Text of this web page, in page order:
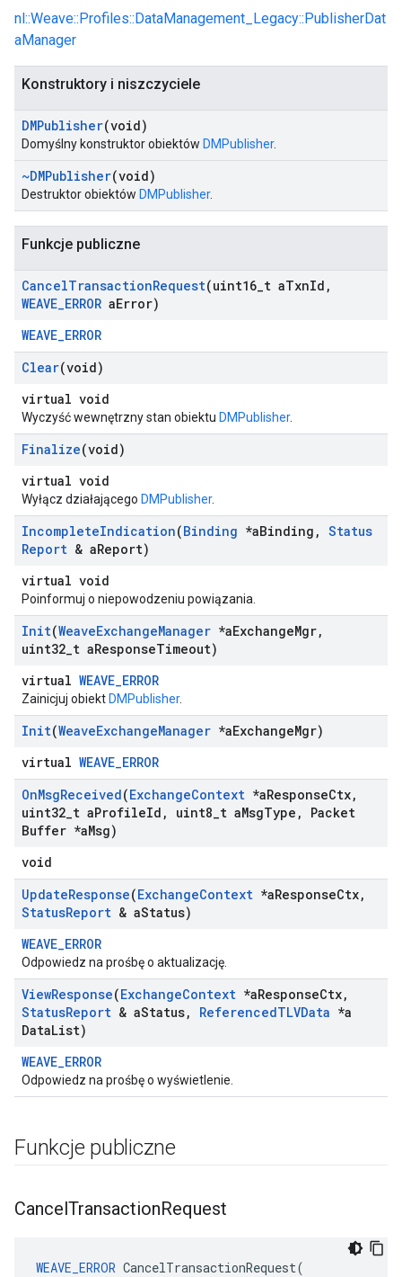
nl::Weave::Profiles::DataManagement_Legacy::PublisherDat
aManager
Konstruktory i niszczyciele
DMPublisher(void)
Domyślny konstruktor obiektów DMPublisher.
~DMPublisher(void)
Destruktor obiektów DMPublisher.
Funkcje publiczne
CancelTransactionRequest(uint16 t aTxnId ,
WEAVE_ERROR aError)
WEAVE_ERROR
Clear(void)
virtual void
Wyczyść wewnętrzny stan obiektu DMPublisher.
Finalize(void)
virtual void
Wyłącz działającego DMPublisher.
IncompleteIndication(Binding *aBinding , Status
Report & aReport)
virtual void
Poinformuj o niepowodzeniu powiązania.
Init(WeaveExchangeManager *aExchangeMgr,
uint32 t aResponseTimeout)
virtual WEAVE_ERROR
Zainicjuj obiekt DMPublisher.
Init(WeaveExchangeManager *aExchangeMgr)
virtual WEAVE_ERROR
OnMsgReceived(ExchangeContext *aResponseCtx,
uint32 t aProfileId , uint8 t aMsgType ,
Packet
Buffer *aMsg)
void
UpdateResponse(ExchangeContext *aResponseCtx,
StatusReport & aStatus)
WEAVE_ERROR
Odpowiedz na prośbę o aktualizację.
ViewResponse(ExchangeContext *aResponseCtx,
StatusReport & aStatus, ReferencedTLVData *a
DataList)
WEAVE_ERROR
Odpowiedz na prośbę o wyświetlenie.
Funkcje publiczne
CancelTransactionRequest
WEAVE_ERROR CancelTransactionRequest(